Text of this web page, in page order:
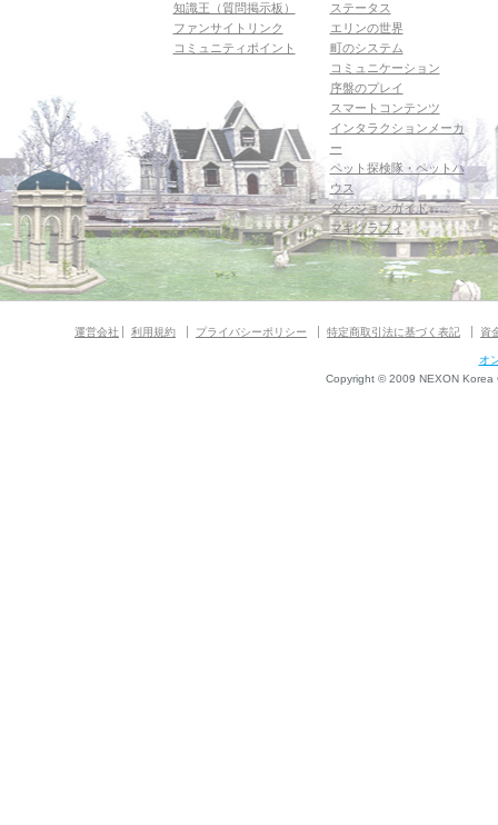
知識王（質問掲示板）
ファンサイトリンク
コミュニティポイント
ステータス
エリンの世界
町のシステム
コミュニケーション
序盤のプレイ
スマートコンテンツ
インタラクションメーカ
ー
ペット探検隊・ペットハ
ウス
ダンジョンガイド
マギグラフィ
運営会社 利用規約 プライバシーポリシー 特定商取引法に基づく表記 資
オ
Copyright © 2009 NEXON Korea